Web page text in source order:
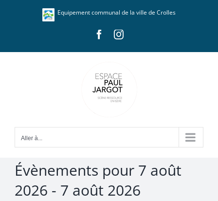
Equipement communal de la ville de Crolles
FacebookInstagram
Aller à...
Évènements pour 7 août
2026 - 7 août 2026
Panneau de gestion des cookies